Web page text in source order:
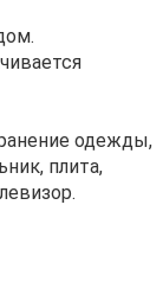
одежды,
плита,